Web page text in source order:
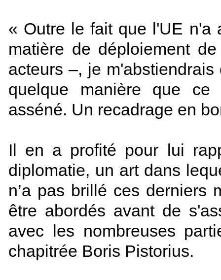
« Outre le fait que l'UE n'a
matière de déploiement
acteurs –, je
quelque manière que
asséné. Un recadrage en
Il en a profité pour lui
diplomatie, un art dans
n’a pas brillé ces derniers
être abordés avant de
avec les nombreuses
chapitrée Boris Pistorius.